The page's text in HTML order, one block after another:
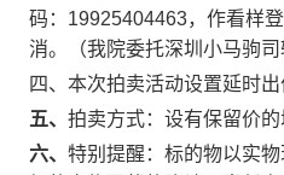
码： 19925404463，作看样
消。
（我院委托深圳小马驹
四、本次拍卖活动设置延时
五、 拍卖方式：设有保留价
六、 特别提醒： 标的物以实